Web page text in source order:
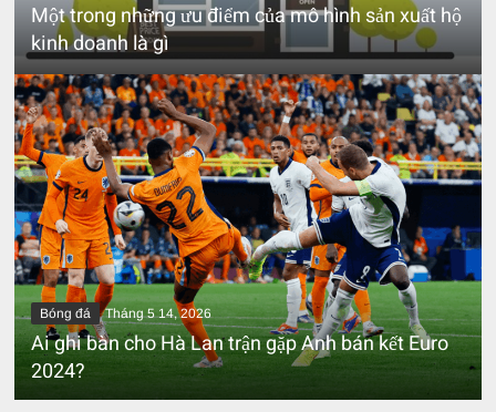
Một trong những ưu điểm của mô hình sản xuất hộ
kinh doanh là gì
Bóng đá Tháng 5 14, 2026
Ai ghi bàn cho Hà Lan trận gặp Anh bán kết Euro
2024?